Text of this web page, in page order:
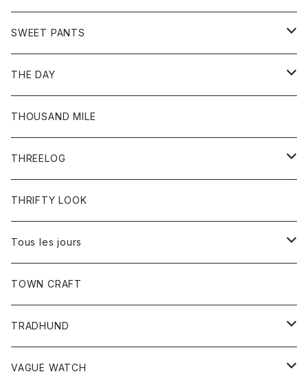
ワンピース
コート
リング
サンダル
アウター
Ｇジャン
ボトム
ジーンズ
SWEET PANTS
ボトム
ショートパンツ
THE DAY
トップス
Tシャツ
THOUSAND MILE
THREELOG
トップス
Tシャツ
THRIFTY LOOK
Tous les jours
トップス
レディース
カットソー
TOWN CRAFT
TRADHUND
セーター
VAGUE WATCH